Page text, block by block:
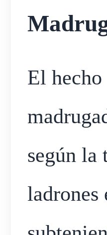
El
según la
ladrones